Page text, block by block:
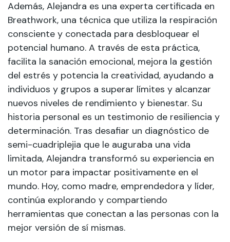
Además, Alejandra es una experta certificada en
Breathwork, una técnica que utiliza la respiración
consciente y conectada para desbloquear el
potencial humano. A través de esta práctica,
facilita la sanación emocional, mejora la gestión
del estrés y potencia la creatividad, ayudando a
individuos y grupos a superar límites y alcanzar
nuevos niveles de rendimiento y bienestar. Su
historia personal es un testimonio de resiliencia y
determinación. Tras desafiar un diagnóstico de
semi-cuadriplejia que le auguraba una vida
limitada, Alejandra transformó su experiencia en
un motor para impactar positivamente en el
mundo. Hoy, como madre, emprendedora y líder,
continúa explorando y compartiendo
herramientas que conectan a las personas con la
mejor versión de sí mismas.